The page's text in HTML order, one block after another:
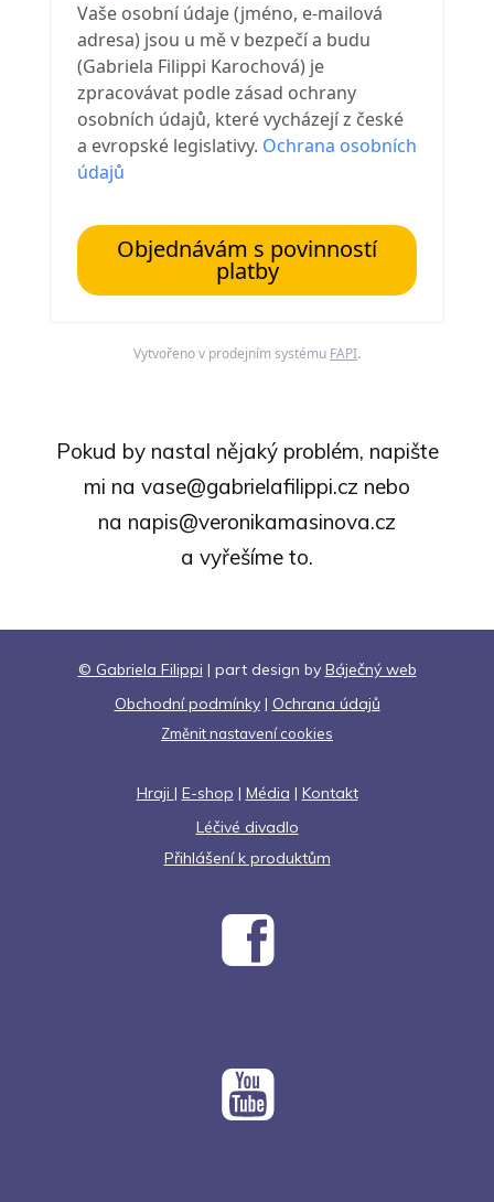
Vaše osobní údaje (jméno, e-mailová
adresa) jsou u mě v bezpečí a budu
(Gabriela Filippi Karochová) je
zpracovávat podle zásad ochrany
osobních údajů, které vycházejí z české
a evropské legislativy. Ochrana osobních
údajů
Objednávám s povinností
platby
Vytvořeno v prodejním systému FAPI.
Pokud by nastal nějaký problém, napište
mi na vase@gabrielafilippi.cz nebo
na napis@veronikamasinova.cz
a vyřešíme to.
© Gabriela Filippi | part design by Báječný web
Obchodní podmínky| Ochrana údajů
Změnit nastavení cookies
Hraji | E-shop | Média | Kontakt
Léčivé divadlo
Přihlášení k produktům